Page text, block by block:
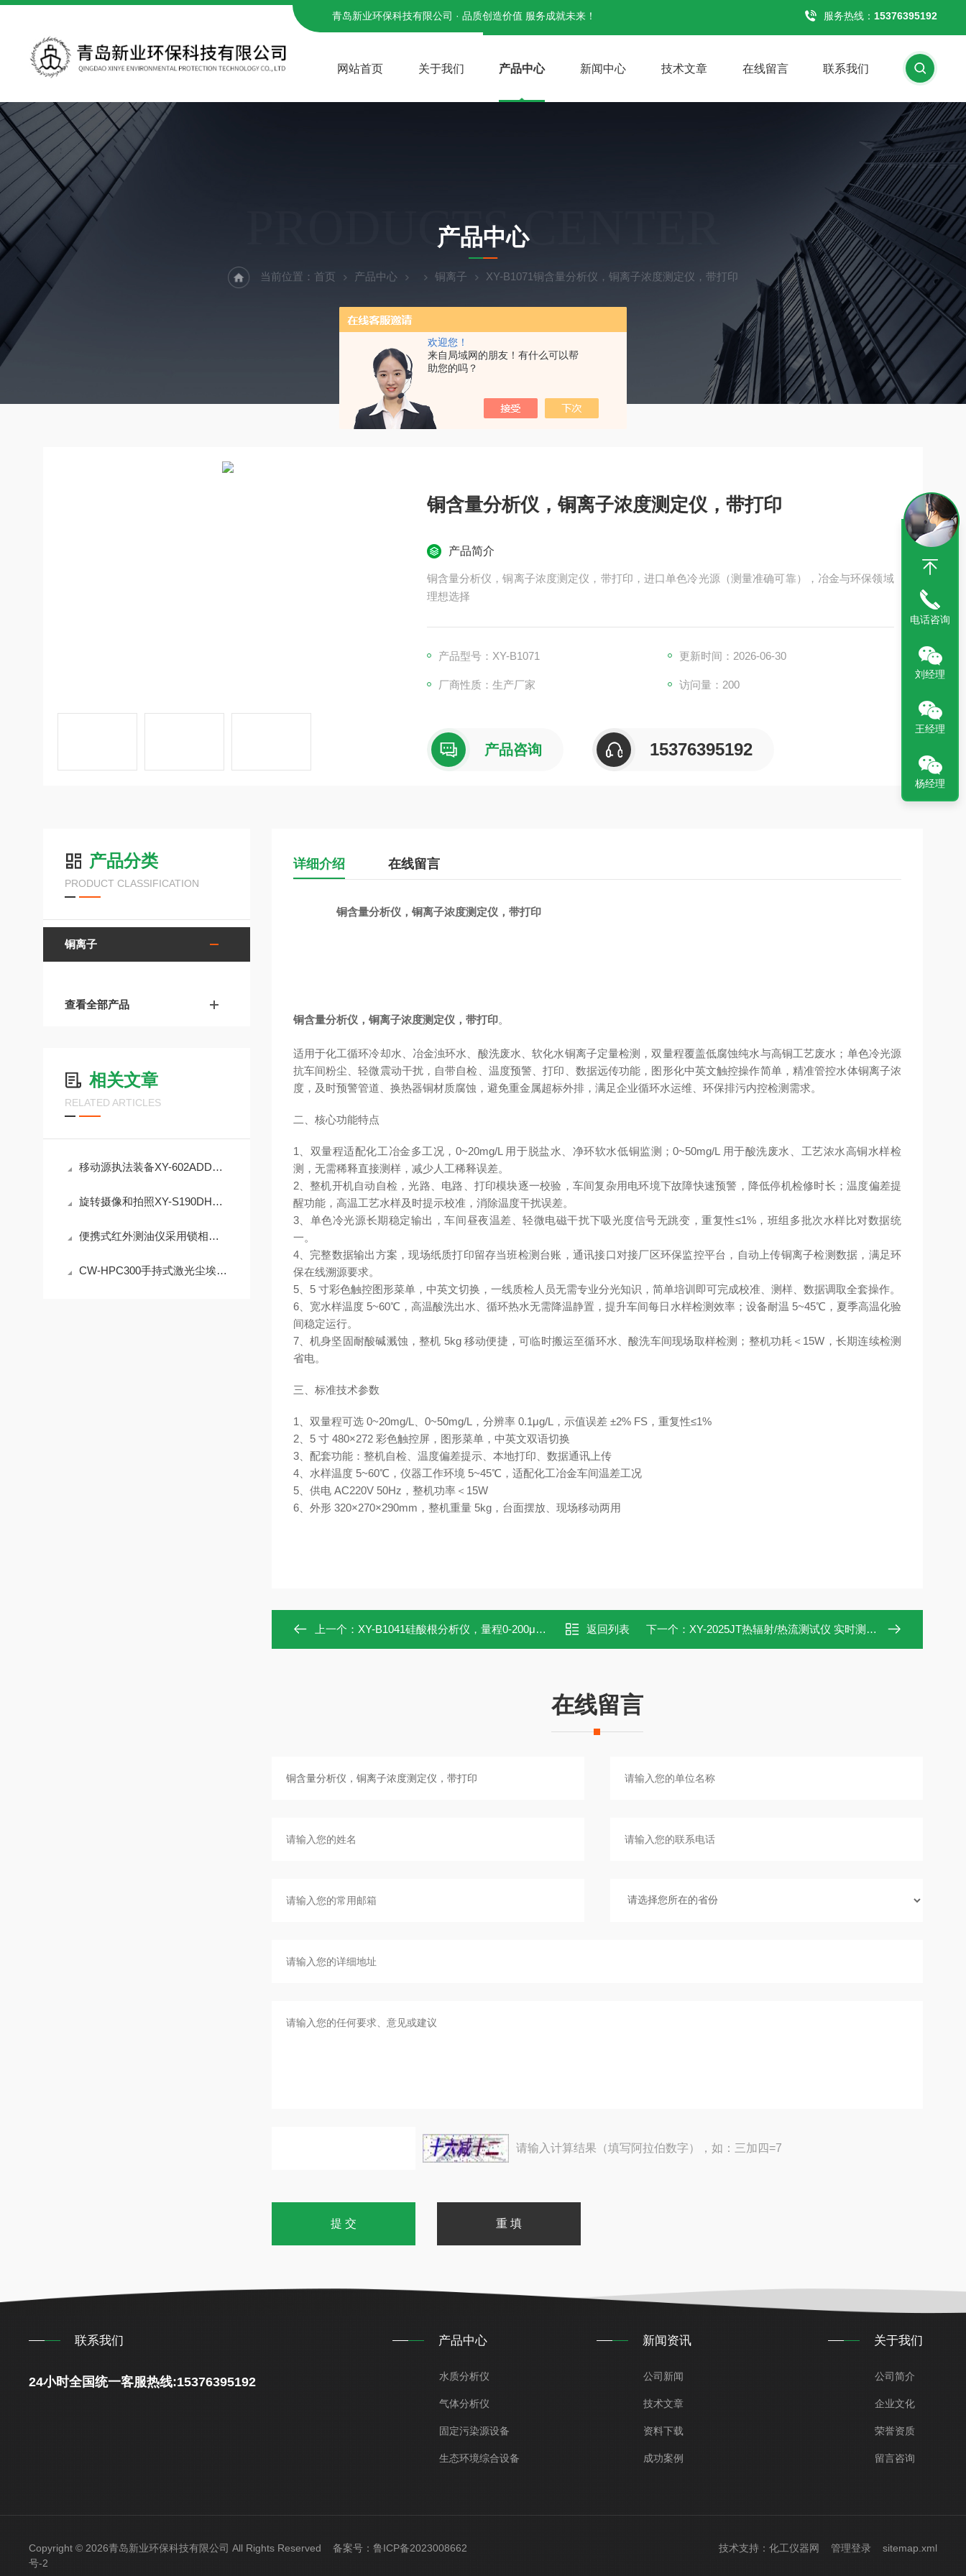
欢迎您！
来自局域网的朋友！有什么可以帮
助您的吗？
青岛新业环保科技有限公司 · 品质创造价值 服务成就未来！ 服务热线： 15376395192
网站首页 关于我们 产品中心 新闻中心 技术文章 在线留言 联系我们
PRODUCTS CENTER
产品中心
当前位置： 首页 产品中心 铜离子 XY-B1071铜含量分析仪，铜离子浓度测定仪，带打印
铜含量分析仪，铜离子浓度测定仪，带打印
产品简介
铜含量分析仪，铜离子浓度测定仪，带打印，进口单色冷光源（测量准确可靠），冶金与环保领域
理想选择
产品型号：XY-B1071 更新时间：2026-06-30
厂商性质：生产厂家 访问量：200
产品咨询 15376395192
产品分类
PRODUCT CLASSIFICATION
铜离子
查看全部产品
相关文章
RELATED ARTICLES
移动源执法装备XY-602ADD型车用尿素检测仪在路检中的应用
旋转摄像和拍照XY-S190DHD管道检测机器人
便携式红外测油仪采用锁相放大电路随时查询打印数据
CW-HPC300手持式激光尘埃粒子计数器 八粒径档位实时监测
详细介绍 在线留言
铜含量分析仪，铜离子浓度测定仪，带打印
铜含量分析仪，铜离子浓度测定仪，带打印。
适用于化工循环冷却水、冶金浊环水、酸洗废水、软化水铜离子定量检测，双量程覆盖低腐蚀纯水与高铜工艺废水；单色冷光源
抗车间粉尘、轻微震动干扰，自带自检、温度预警、打印、数据远传功能，图形化中英文触控操作简单，精准管控水体铜离子浓
度，及时预警管道、换热器铜材质腐蚀，避免重金属超标外排，满足企业循环水运维、环保排污内控检测需求。
二、核心功能特点
1、双量程适配化工冶金多工况，0~20mg/L 用于脱盐水、净环软水低铜监测；0~50mg/L 用于酸洗废水、工艺浓水高铜水样检
测，无需稀释直接测样，减少人工稀释误差。
2、整机开机自动自检，光路、电路、打印模块逐一校验，车间复杂用电环境下故障快速预警，降低停机检修时长；温度偏差提
醒功能，高温工艺水样及时提示校准，消除温度干扰误差。
3、单色冷光源长期稳定输出，车间昼夜温差、轻微电磁干扰下吸光度信号无跳变，重复性≤1%，班组多批次水样比对数据统
一。
4、完整数据输出方案，现场纸质打印留存当班检测台账，通讯接口对接厂区环保监控平台，自动上传铜离子检测数据，满足环
保在线溯源要求。
5、5 寸彩色触控图形菜单，中英文切换，一线质检人员无需专业分光知识，简单培训即可完成校准、测样、数据调取全套操作。
6、宽水样温度 5~60℃，高温酸洗出水、循环热水无需降温静置，提升车间每日水样检测效率；设备耐温 5~45℃，夏季高温化验
间稳定运行。
7、机身坚固耐酸碱溅蚀，整机 5kg 移动便捷，可临时搬运至循环水、酸洗车间现场取样检测；整机功耗＜15W，长期连续检测
省电。
三、标准技术参数
1、双量程可选 0~20mg/L、0~50mg/L，分辨率 0.1μg/L，示值误差 ±2% FS，重复性≤1%
2、5 寸 480×272 彩色触控屏，图形菜单，中英文双语切换
3、配套功能：整机自检、温度偏差提示、本地打印、数据通讯上传
4、水样温度 5~60℃，仪器工作环境 5~45℃，适配化工冶金车间温差工况
5、供电 AC220V 50Hz，整机功率＜15W
6、外形 320×270×290mm，整机重量 5kg，台面摆放、现场移动两用
上一个： XY-B1041硅酸根分析仪，量程0-200μg/L，彩色液晶屏 返回列表 下一个： XY-2025JT热辐射/热流测试仪 实时测量曲线与数值显示
在线留言
请输入计算结果（填写阿拉伯数字），如：三加四=7
联系我们
24小时全国统一客服热线:15376395192
产品中心
水质分析仪
气体分析仪
固定污染源设备
生态环境综合设备
新闻资讯
公司新闻
技术文章
资料下载
成功案例
关于我们
公司简介
企业文化
荣誉资质
留言咨询
Copyright © 2026青岛新业环保科技有限公司 All Rights Reserved 备案号：鲁ICP备2023008662
号-2
技术支持： 化工仪器网 管理登录 sitemap.xml
电话咨询
刘经理
王经理
杨经理